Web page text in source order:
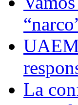
La